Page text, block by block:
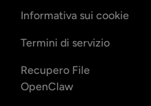
Informativa sui cookie
Termini di servizio
Recupero File
OpenClaw